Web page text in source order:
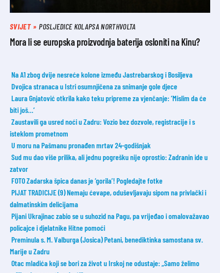
SVIJET POSLJEDICE KOLAPSA NORTHVOLTA
Mora li se europska proizvodnja baterija osloniti na Kinu?
Na A1 zbog dvije nesreće kolone između Jastrebarskog i Bosiljeva
Dvojica stranaca u Istri osumnjičena za snimanje gole djece
Laura Gnjatović otkrila kako teku pripreme za vjenčanje: ‘Mislim da će
biti još…’
Zaustavili ga usred noći u Zadru: Vozio bez dozvole, registracije i s
isteklom prometnom
U moru na Pašmanu pronađen mrtav 24-godišnjak
Sud mu dao više prilika, ali jednu pogrešku nije oprostio: Zadranin ide u
zatvor
FOTO Zadarska špica danas je ‘gorila’! Pogledajte fotke
PIJAT TRADICIJE (9) Nemaju ćevape, oduševljavaju sipom na privlački i
dalmatinskim delicijama
Pijani Ukrajinac zabio se u suhozid na Pagu, pa vrijeđao i omalovažavao
policajce i djelatnike Hitne pomoći
Preminula s. M. Valburga (Josica) Petani, benediktinka samostana sv.
Marije u Zadru
Otac mladića koji se bori za život u Irskoj ne odustaje: „Samo želimo